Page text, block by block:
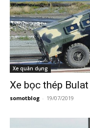
Xe quân dụng
Xe bọc thép
somotblog - 19/07/2019